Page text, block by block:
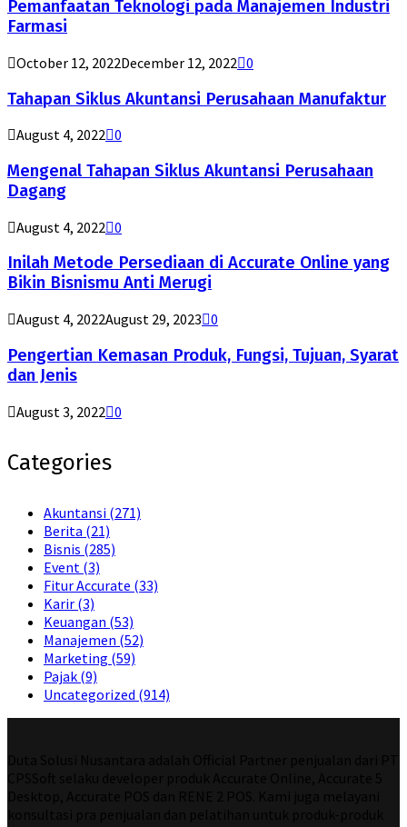
Pemanfaatan Teknologi pada Manajemen Industri
Farmasi
October 12, 2022December 12, 2022 0
Tahapan Siklus Akuntansi Perusahaan Manufaktur
August 4, 2022 0
Mengenal Tahapan Siklus Akuntansi Perusahaan
Dagang
August 4, 2022 0
Inilah Metode Persediaan di Accurate Online yang
Bikin Bisnismu Anti Merugi
August 4, 2022August 29, 2023 0
Pengertian Kemasan Produk, Fungsi, Tujuan, Syarat
dan Jenis
August 3, 2022 0
Categories
Akuntansi (271)
Berita (21)
Bisnis (285)
Event (3)
Fitur Accurate (33)
Karir (3)
Keuangan (53)
Manajemen (52)
Marketing (59)
Pajak (9)
Uncategorized (914)